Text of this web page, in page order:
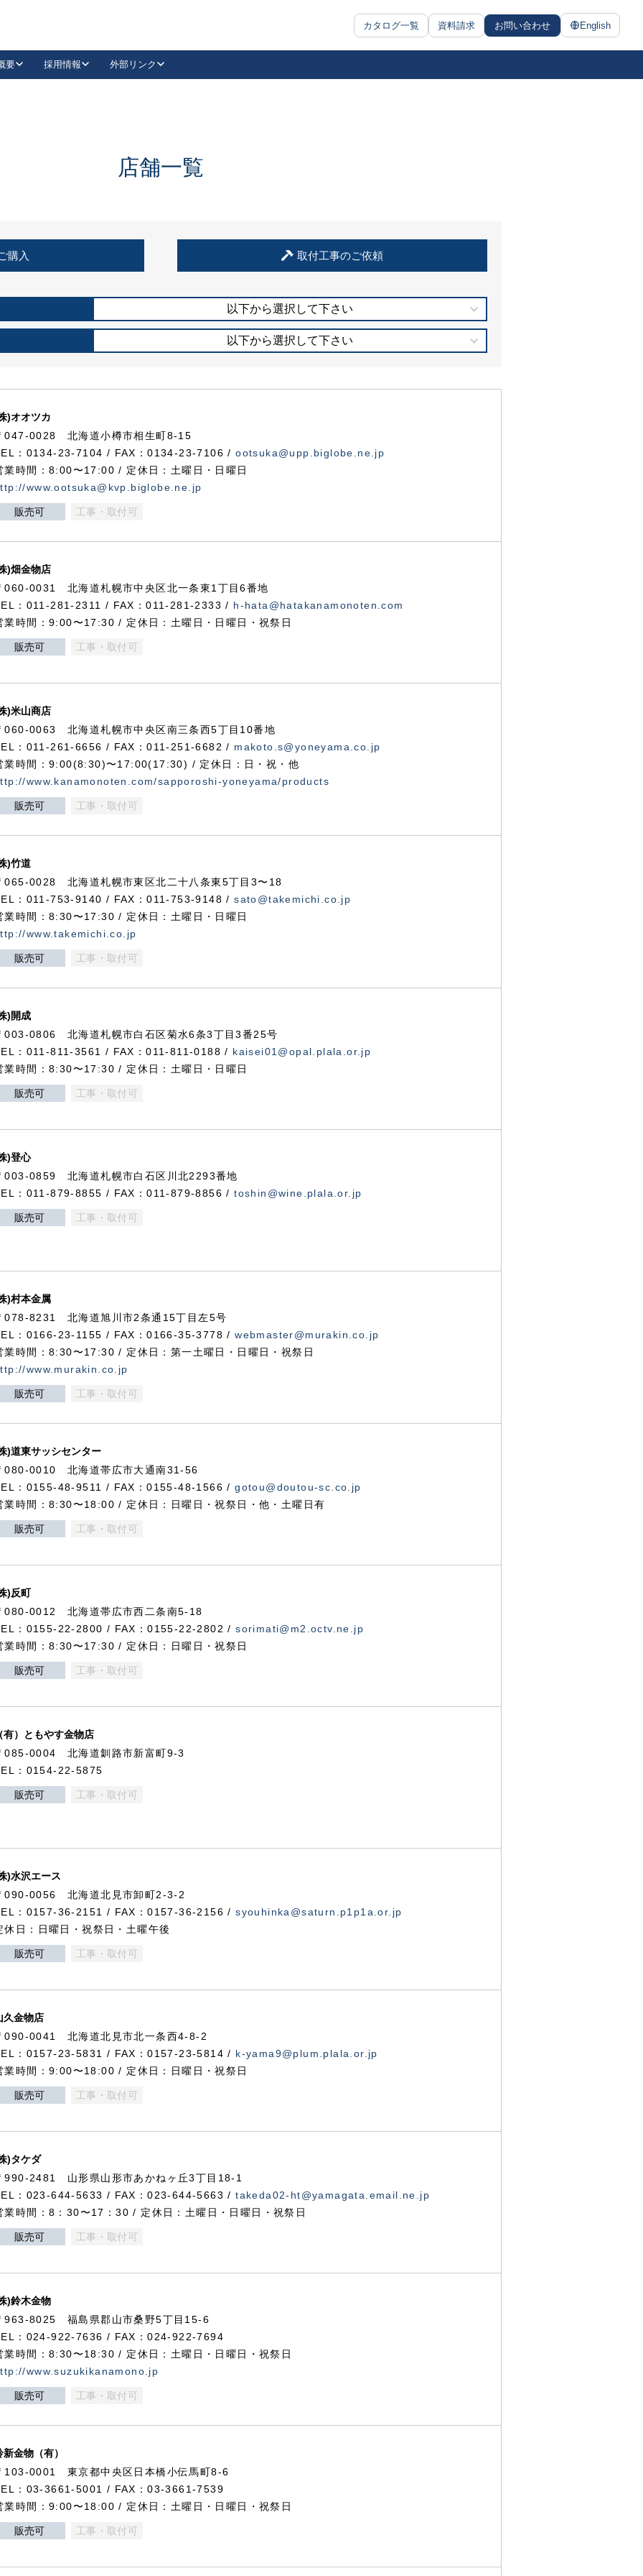
カタログ一覧 資料請求 お問い合わせ English
抗ウイルス・抗菌製品
要 採用情報 外部リンク
LinkedIn
住宅使用部材標準化推進協議会
店舗一覧
購入 取付工事のご依頼
以下から選択して下さい
以下から選択して下さい
)オオツカ
047-0028 北海道小樽市相生町8-15
：0134-23-7104 / FAX：0134-23-7106 /ootsuka@upp.biglobe.ne.jp
業時間：8:00〜17:00 / 定休日：土曜日・日曜日
www.ootsuka@kvp.biglobe.ne.jp
販売可 工事・取付可
)畑金物店
060-0031 北海道札幌市中央区北一条東1丁目6番地
：011-281-2311 / FAX：011-281-2333 / h-hata@hatakanamonoten.com
業時間：9:00〜17:30 / 定休日：土曜日・日曜日・祝祭日
販売可 工事・取付可
)米山商店
060-0063 北海道札幌市中央区南三条西5丁目10番地
：011-261-6656 / FAX：011-251-6682 / makoto.s@yoneyama.co.jp
業時間：9:00(8:30)〜17:00(17:30) / 定休日：日・祝・他
www.kanamonoten.com/sapporoshi-yoneyama/products
販売可 工事・取付可
)竹道
065-0028 北海道札幌市東区北二十八条東5丁目3〜18
：011-753-9140 / FAX：011-753-9148 /sato@takemichi.co.jp
業時間：8:30〜17:30 / 定休日：土曜日・日曜日
www.takemichi.co.jp
販売可 工事・取付可
)開成
003-0806 北海道札幌市白石区菊水6条3丁目3番25号
：011-811-3561 / FAX：011-811-0188 / kaisei01@opal.plala.or.jp
業時間：8:30〜17:30 / 定休日：土曜日・日曜日
販売可 工事・取付可
)登心
003-0859 北海道札幌市白石区川北2293番地
：011-879-8855 / FAX：011-879-8856 /toshin@wine.plala.or.jp
販売可 工事・取付可
)村本金属
078-8231 北海道旭川市2条通15丁目左5号
：0166-23-1155 / FAX：0166-35-3778 /webmaster@murakin.co.jp
業時間：8:30〜17:30 / 定休日：第一土曜日・日曜日・祝祭日
www.murakin.co.jp
販売可 工事・取付可
)道東サッシセンター
080-0010 北海道帯広市大通南31-56
：0155-48-9511 / FAX：0155-48-1566 /gotou@doutou-sc.co.jp
業時間：8:30〜18:00 / 定休日：日曜日・祝祭日・他・土曜日有
販売可 工事・取付可
)反町
080-0012 北海道帯広市西二条南5-18
：0155-22-2800 / FAX：0155-22-2802 /sorimati@m2.octv.ne.jp
業時間：8:30〜17:30 / 定休日：日曜日・祝祭日
販売可 工事・取付可
有）ともやす金物店
085-0004 北海道釧路市新富町9-3
：0154-22-5875
販売可 工事・取付可
)水沢エース
090-0056 北海道北見市卸町2-3-2
：0157-36-2151 / FAX：0157-36-2156 /syouhinka@saturn.p1p1a.or.jp
休日：日曜日・祝祭日・土曜午後
販売可 工事・取付可
久金物店
090-0041 北海道北見市北一条西4-8-2
：0157-23-5831 / FAX：0157-23-5814 / k-yama9@plum.plala.or.jp
業時間：9:00〜18:00 / 定休日：日曜日・祝祭日
販売可 工事・取付可
)タケダ
990-2481 山形県山形市あかねヶ丘3丁目18-1
：023-644-5633 / FAX：023-644-5663 /takeda02-ht@yamagata.email.ne.jp
業時間：8：30〜17：30 / 定休日：土曜日・日曜日・祝祭日
販売可 工事・取付可
)鈴木金物
963-8025 福島県郡山市桑野5丁目15-6
：024-922-7636 / FAX：024-922-7694
業時間：8:30〜18:30 / 定休日：土曜日・日曜日・祝祭日
www.suzukikanamono.jp
販売可 工事・取付可
新金物（有）
103-0001 東京都中央区日本橋小伝馬町8-6
：03-3661-5001 / FAX：03-3661-7539
業時間：9:00〜18:00 / 定休日：土曜日・日曜日・祝祭日
販売可 工事・取付可